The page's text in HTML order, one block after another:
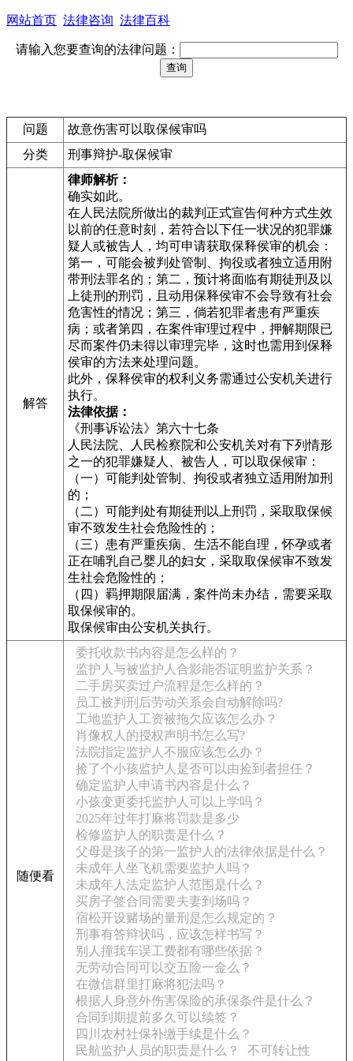
网站首页 法律咨询 法律百科
请输入您要查询的法律问题：
问题
故意伤害可以取保候审吗
分类
刑事辩护-取保候审
解答
律师解析：
确实如此。
在人民法院所做出的裁判正式宣告何种方式生效
以前的任意时刻，若符合以下任一状况的犯罪嫌
疑人或被告人，均可申请获取保释侯审的机会：
第一，可能会被判处管制、拘役或者独立适用附
带刑法罪名的；第二，预计将面临有期徒刑及以
上徒刑的刑罚，且动用保释侯审不会导致有社会
危害性的情况；第三，倘若犯罪者患有严重疾
病；或者第四，在案件审理过程中，押解期限已
尽而案件仍未得以审理完毕，这时也需用到保释
侯审的方法来处理问题。
此外，保释侯审的权利义务需通过公安机关进行
执行。
法律依据：
《刑事诉讼法》第六十七条
人民法院、人民检察院和公安机关对有下列情形
之一的犯罪嫌疑人、被告人，可以取保候审：
（一）可能判处管制、拘役或者独立适用附加刑
的；
（二）可能判处有期徒刑以上刑罚，采取取保候
审不致发生社会危险性的；
（三）患有严重疾病、生活不能自理，怀孕或者
正在哺乳自己婴儿的妇女，采取取保候审不致发
生社会危险性的；
（四）羁押期限届满，案件尚未办结，需要采取
取保候审的。
取保候审由公安机关执行。
随便看
委托收款书内容是怎么样的？
监护人与被监护人合影能否证明监护关系？
二手房买卖过户流程是怎么样的？
员工被判刑后劳动关系会自动解除吗?
工地监护人工资被拖欠应该怎么办？
肖像权人的授权声明书怎么写?
法院指定监护人不服应该怎么办？
捡了个小孩监护人是否可以由捡到者担任？
确定监护人申请书内容是什么？
小孩变更委托监护人可以上学吗？
2025年过年打麻将罚款是多少
检修监护人的职责是什么？
父母是孩子的第一监护人的法律依据是什么？
未成年人坐飞机需要监护人吗？
未成年人法定监护人范围是什么？
买房子签合同需要夫妻到场吗？
宿松开设赌场的量刑是怎么规定的？
刑事有答辩状吗，应该怎样书写？
别人撞我车误工费都有哪些依据？
无劳动合同可以交五险一金么？
在微信群里打麻将犯法吗？
根据人身意外伤害保险的承保条件是什么？
合同到期提前多久可以续签？
四川农村社保补缴手续是什么？
民航监护人员的职责是什么？
不可转让性